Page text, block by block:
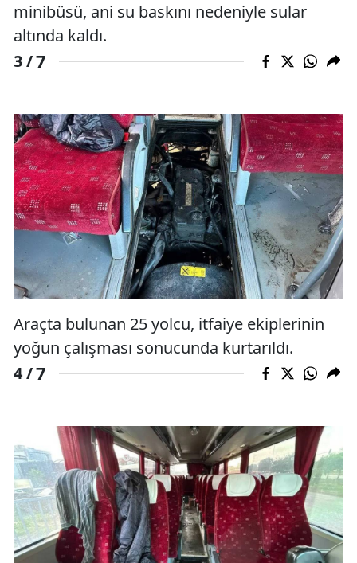
minibüsü, ani su baskını nedeniyle sular
altında kaldı.
3 /7
Araçta bulunan 25 yolcu, itfaiye ekiplerinin
yoğun çalışması sonucunda kurtarıldı.
4 /7